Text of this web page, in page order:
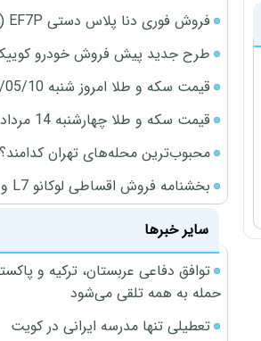
فروش فوری دنا پلاس دستی EF7P (بدون قرعه کشی)
طرح جدید پیش فروش خودرو کوییک
قیمت سکه و طلا امروز شنبه 1405/05/10
قیمت سکه و طلا چهارشنبه 14 مرداد 1405
محبوب‌ترین محله‌های تهران کدامند؟
بخشنامه فروش اقساطی لوکانو L7 و لوکانو L8 (مرداد 1405)
سایر خبرها
توافق دفاعی عربستان، ترکیه و
حمله به همه تلقی می‌شود
تعطیلی تنها مدرسه ایرانی در کویت